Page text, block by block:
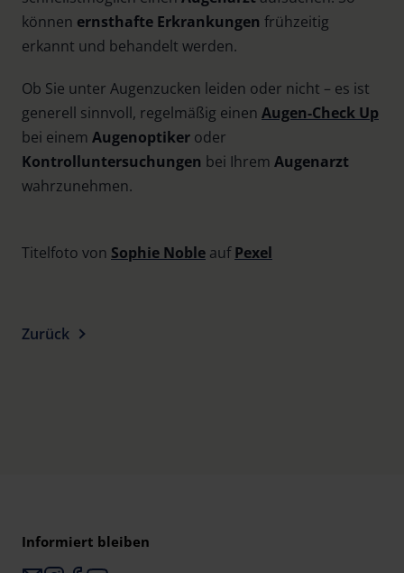
können ernsthafte Erkrankungen frühzeitig
erkannt und behandelt werden.
Ob Sie unter Augenzucken leiden oder nicht – es ist
generell sinnvoll, regelmäßig einen Augen-Check Up
bei einem Augenoptiker oder
Kontrolluntersuchungen bei Ihrem Augenarzt
wahrzunehmen.
Titelfoto von Sophie Noble aufPexel
Zurück
Informiert bleiben